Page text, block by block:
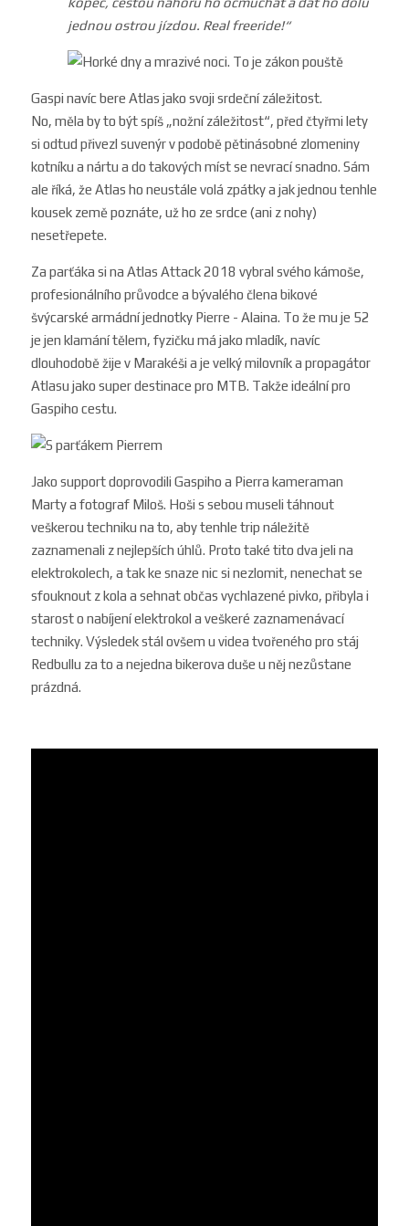
jednou ostrou jízdou. Real freeride!“
Gaspi navíc bere Atlas jako svoji srdeční záležitost.
No,měla by to být spíš „nožní záležitost“, před čtyřmi lety
si odtud přivezl suvenýr v podobě pětinásobné zlomeniny
kotníku a nártu a do takových míst se nevrací snadno. Sám
ale říká, že Atlas ho neustále volá zpátky a jak jednou tenhle
kousek země poznáte, už ho ze srdce (ani z nohy)
nesetřepete.
Za parťáka si na Atlas Attack 2018 vybral svého kámoše,
profesionálního průvodce a bývalého člena bikové
švýcarské armádní jednotky Pierre - Alaina. To že mu je 52
je jen klamání tělem, fyzičku má jako mladík, navíc
dlouhodobě žije v Marakéši a je velký milovník a propagátor
Atlasu jako super destinace pro MTB. Takže ideální pro
Gaspiho cestu.
Jako support doprovodili Gaspiho a Pierra kameraman
Marty a fotograf Miloš. Hoši s sebou museli táhnout
veškerou techniku na to, aby tenhle trip náležitě
zaznamenali z nejlepších úhlů. Proto také tito dva jeli na
elektrokolech, a tak ke snaze nic si nezlomit, nenechat se
sfouknout z kola a sehnat občas vychlazené pivko, přibyla i
starost o nabíjení elektrokol a veškeré zaznamenávací
techniky. Výsledek stál ovšem u videa tvořeného pro stáj
Redbullu za to a nejedna bikerova duše u něj nezůstane
prázdná.